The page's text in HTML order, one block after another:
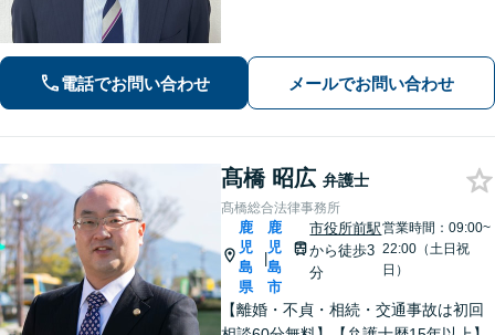
可】豊富な実践経験を活かし、スピー
ド解決を目指します。
電話でお問い合わせ メールでお問い合わせ
髙橋 昭広 弁護士
髙橋総合法律事務所
鹿
児
島
県
|
鹿
児
島
市
市役所前駅
から徒歩3
分
営業時間：09:00~
22:00（土日祝
日）
【離婚・不貞・相続・交通事故は初回